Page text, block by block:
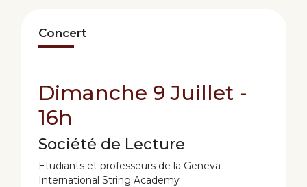
Concert
Dimanche 9 Juillet -
16h
Société de Lecture
Etudiants et professeurs de la Geneva
International String Academy